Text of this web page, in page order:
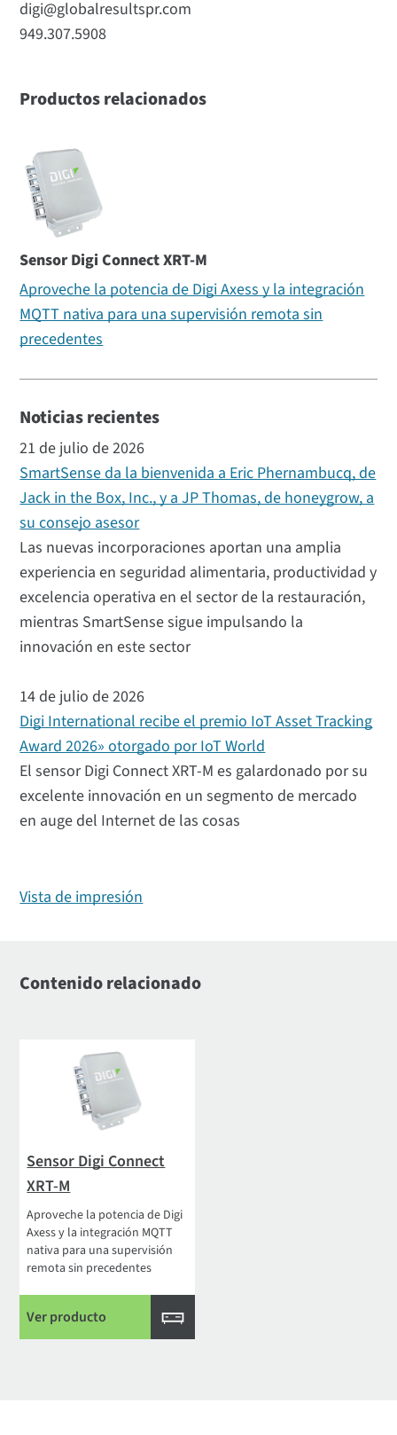
digi@globalresultspr.com
949.307.5908
Productos relacionados
Sensor Digi Connect XRT-M
Aproveche la potencia de Digi Axess y la integración
MQTT nativa para una supervisión remota sin
precedentes
Noticias recientes
21 de julio de 2026
SmartSense da la bienvenida a Eric Phernambucq, de
Jack in the Box, Inc., y a JP Thomas, de honeygrow, a
su consejo asesor
Las nuevas incorporaciones aportan una amplia
experiencia en seguridad alimentaria, productividad y
excelencia operativa en el sector de la restauración,
mientras SmartSense sigue impulsando la
innovación en este sector
14 de julio de 2026
Digi International recibe el premio IoT Asset Tracking
Award 2026» otorgado por IoT World
El sensor Digi Connect XRT-M es galardonado por su
excelente innovación en un segmento de mercado
en auge del Internet de las cosas
Vista de impresión
Contenido relacionado
Sensor Digi Connect
XRT-M
Aproveche la potencia de Digi
Axess y la integración MQTT
nativa para una supervisión
remota sin precedentes
Ver producto